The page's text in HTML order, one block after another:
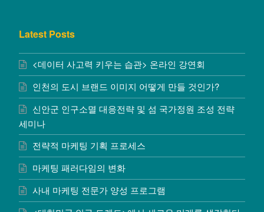
Latest Posts
<데이터 사고력 키우는 습관> 온라인 강연회
인천의 도시 브랜드 이미지 어떻게 만들 것인가?
신안군 인구소멸 대응전략 및 섬 국가정원 조성 전략
세미나
전략적 마케팅 기획 프로세스
마케팅 패러다임의 변화
사내 마케팅 전문가 양성 프로그램